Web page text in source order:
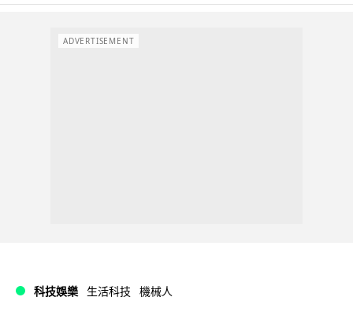
ADVERTISEMENT
科技娛樂 生活科技 機械人